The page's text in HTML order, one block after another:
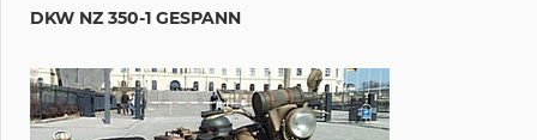
DKW NZ 350-1 GESPANN